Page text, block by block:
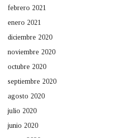
febrero 2021
enero 2021
diciembre 2020
noviembre 2020
octubre 2020
septiembre 2020
agosto 2020
julio 2020
junio 2020